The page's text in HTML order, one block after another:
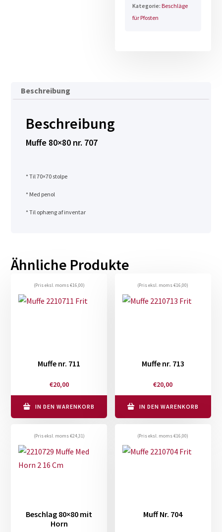
Kategorie:Beschläge
für Pfosten
Beschreibung
Beschreibung
Muffe 80×80 nr. 707
* Til 70×70 stolpe
* Med penol
* Til ophæng af inventar
Ähnliche Produkte
(Pris eksl. moms€16,00)
Muffe nr. 711
€20,00
IN DEN WARENKORB
(Pris eksl. moms€16,00)
Muffe nr. 713
€20,00
IN DEN WARENKORB
(Pris eksl. moms€24,31)
Beschlag 80×80 mit
Horn
(Pris eksl. moms€16,00)
Muff Nr. 704